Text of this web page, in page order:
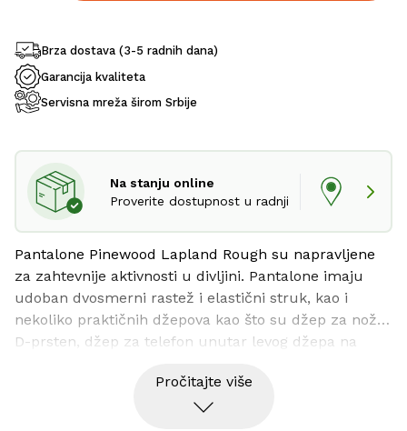
Brza dostava (3-5 radnih dana)
Garancija kvaliteta
Servisna mreža širom Srbije
Na stanju online
Proverite dostupnost u radnji
Pantalone Pinewood Lapland Rough su napravljene
za zahtevnije aktivnosti u divljini. Pantalone imaju
udoban dvosmerni rastež i elastični struk, kao i
nekoliko praktičnih džepova kao što su džep za nož,
D-prsten, džep za telefon unutar levog džepa na
sa čičak trakom. Postoji dodatni otvor na kolenima za
Pročitajte više